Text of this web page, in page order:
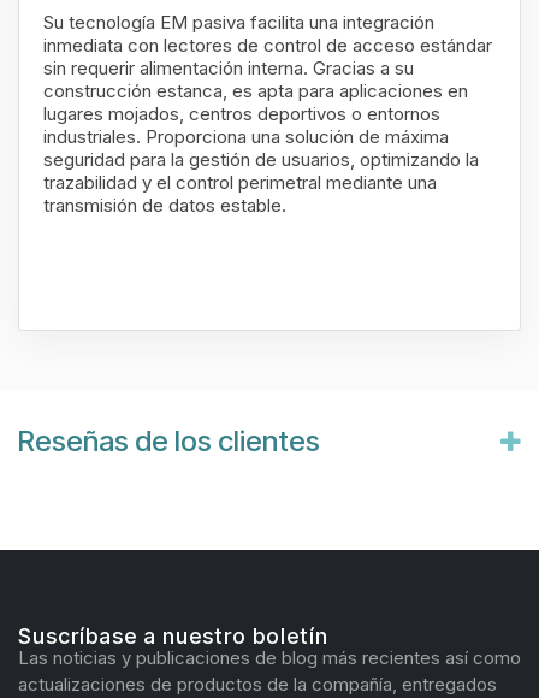
Su tecnología EM pasiva facilita una integración
inmediata con lectores de control de acceso estándar
sin requerir alimentación interna. Gracias a su
construcción estanca, es apta para aplicaciones en
lugares mojados, centros deportivos o entornos
industriales. Proporciona una solución de máxima
seguridad para la gestión de usuarios, optimizando la
trazabilidad y el control perimetral mediante una
transmisión de datos estable.
Reseñas de los clientes
Suscríbase a nuestro boletín
Las noticias y publicaciones de blog más recientes así como
actualizaciones de productos de la compañía, entregados